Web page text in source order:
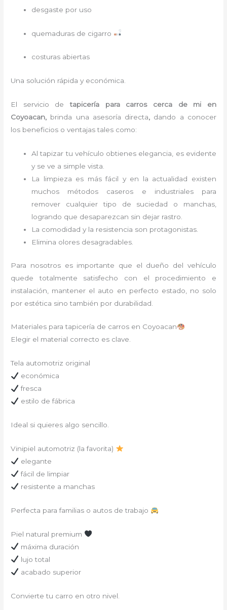
desgaste por uso
quemaduras de cigarro
costuras abiertas
Una solución rápida y económica.
El servicio detapicería para carros cerca de mi en
Coyoacan, brinda una asesoría directa, dando a conocer
los beneficios o ventajas tales como:
Al tapizar tu vehículo obtienes elegancia, es evidente
y se ve a simple vista.
La limpieza es más fácil y en la actualidad existen
muchos métodos caseros e industriales para
remover cualquier tipo de suciedad o manchas,
logrando que desaparezcan sin dejar rastro.
La comodidad y la resistencia son protagonistas.
Elimina olores desagradables.
Para nosotros es importante que el dueño del vehículo
quede totalmente satisfecho con el procedimiento e
instalación, mantener el auto en perfecto estado, no solo
por estética sino también por durabilidad.
Materiales para tapicería de carros en Coyoacan
Elegir el material correcto es clave.
Tela automotriz original
económica
fresca
estilo de fábrica
Ideal si quieres algo sencillo.
Vinipiel automotriz (la favorita)
elegante
fácil de limpiar
resistente a manchas
Perfecta para familias o autos de trabajo
Piel natural premium
máxima duración
lujo total
acabado superior
Convierte tu carro en otro nivel.